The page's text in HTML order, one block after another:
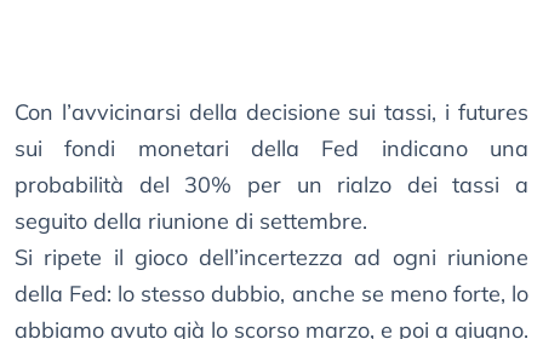
Con l’avvicinarsi della decisione sui tassi, i futures
sui fondi monetari della Fed indicano una
probabilità del 30% per un rialzo dei tassi a
seguito della riunione di settembre.
Si ripete il gioco dell’incertezza ad ogni riunione
della Fed: lo stesso dubbio, anche se meno forte, lo
abbiamo avuto già lo scorso marzo, e poi a giugno.